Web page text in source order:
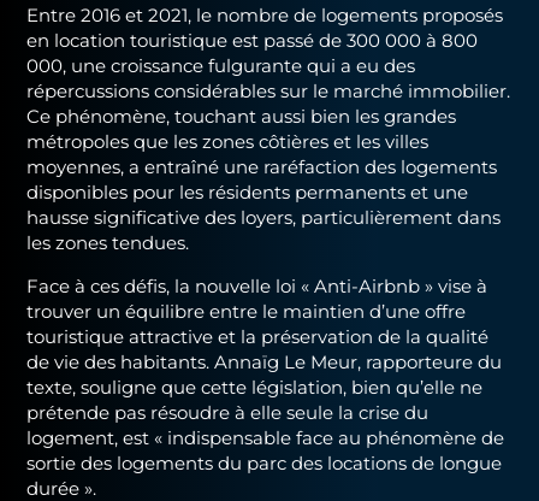
Entre 2016 et 2021, le nombre de logements proposés
en location touristique est passé de 300 000 à 800
000, une croissance fulgurante qui a eu des
répercussions considérables sur le marché immobilier.
Ce phénomène, touchant aussi bien les grandes
métropoles que les zones côtières et les villes
moyennes, a entraîné une raréfaction des logements
disponibles pour les résidents permanents et une
hausse significative des loyers, particulièrement dans
les zones tendues.
Face à ces défis, la nouvelle loi « Anti-Airbnb » vise à
trouver un équilibre entre le maintien d’une offre
touristique attractive et la préservation de la qualité
de vie des habitants. Annaïg Le Meur, rapporteure du
texte, souligne que cette législation, bien qu’elle ne
prétende pas résoudre à elle seule la crise du
logement, est « indispensable face au phénomène de
sortie des logements du parc des locations de longue
durée ».